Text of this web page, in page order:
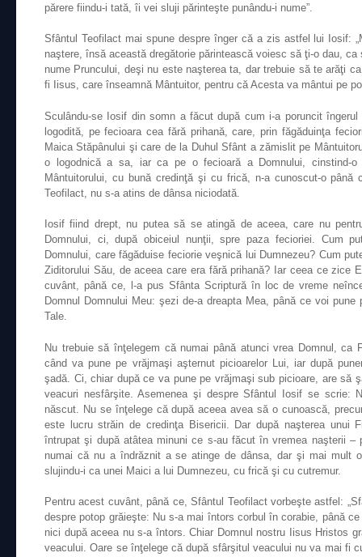
părere fiindu-i tată, îi vei sluji părinteşte punându-i nume”.
Sfântul Teofilact mai spune despre înger că a zis astfel lui Iosif:
naştere, însă această dregătorie părintească voiesc să ţi-o dau,
nume Pruncului, deşi nu este naşterea ta, dar trebuie să te arăţi
fi Iisus, care înseamnă Mântuitor, pentru că Acesta va mântui pe
Sculându-se Iosif din somn a făcut după cum i-a poruncit
logodită, pe fecioara cea fără prihană, care, prin făgăduinţa
Maica Stăpânului şi care de la Duhul Sfânt a zămislit pe
o logodnică a sa, iar ca pe o fecioară a Domnului, cinstind-
Mântuitorului, cu bună credinţă şi cu frică, n-a cunoscut-o
Teofilact, nu s-a atins de dânsa niciodată.
Iosif fiind drept, nu putea să se atingă de aceea, care nu
Domnului, ci, după obiceiul nunţii, spre paza fecioriei. Cum
Domnului, care făgăduise feciorie veşnică lui Dumnezeu? Cum
Ziditorului Său, de aceea care era fără prihană? Iar ceea ce zice
cuvânt, până ce, l-a pus Sfânta Scriptură în loc de vreme
Domnul Domnului Meu: şezi de-a dreapta Mea, până ce voi
Tale.
Nu trebuie să înţelegem că numai până atunci vrea Domnul, ca
când va pune pe vrăjmaşi aşternut picioarelor Lui, iar după
şadă. Ci, chiar după ce va pune pe vrăjmaşi sub picioare, are să
veacuri nesfârşite. Asemenea şi despre Sfântul Iosif se scrie:
născut. Nu se înţelege că după aceea avea să o cunoască,
este lucru străin de credinţa Bisericii. Dar după naşterea unui
întrupat şi după atâtea minuni ce s-au făcut în vremea naşterii
numai că nu a îndrăznit a se atinge de dânsa, dar şi mai mult
slujindu-i ca unei Maici a lui Dumnezeu, cu frică şi cu cutremur.
Pentru acest cuvânt, până ce, Sfântul Teofilact vorbeşte astfel:
despre potop grăieşte: Nu s-a mai întors corbul în corabie, până
nici după aceea nu s-a întors. Chiar Domnul nostru Iisus Hristos
veacului. Oare se înţelege că după sfârşitul veacului nu va mai fi